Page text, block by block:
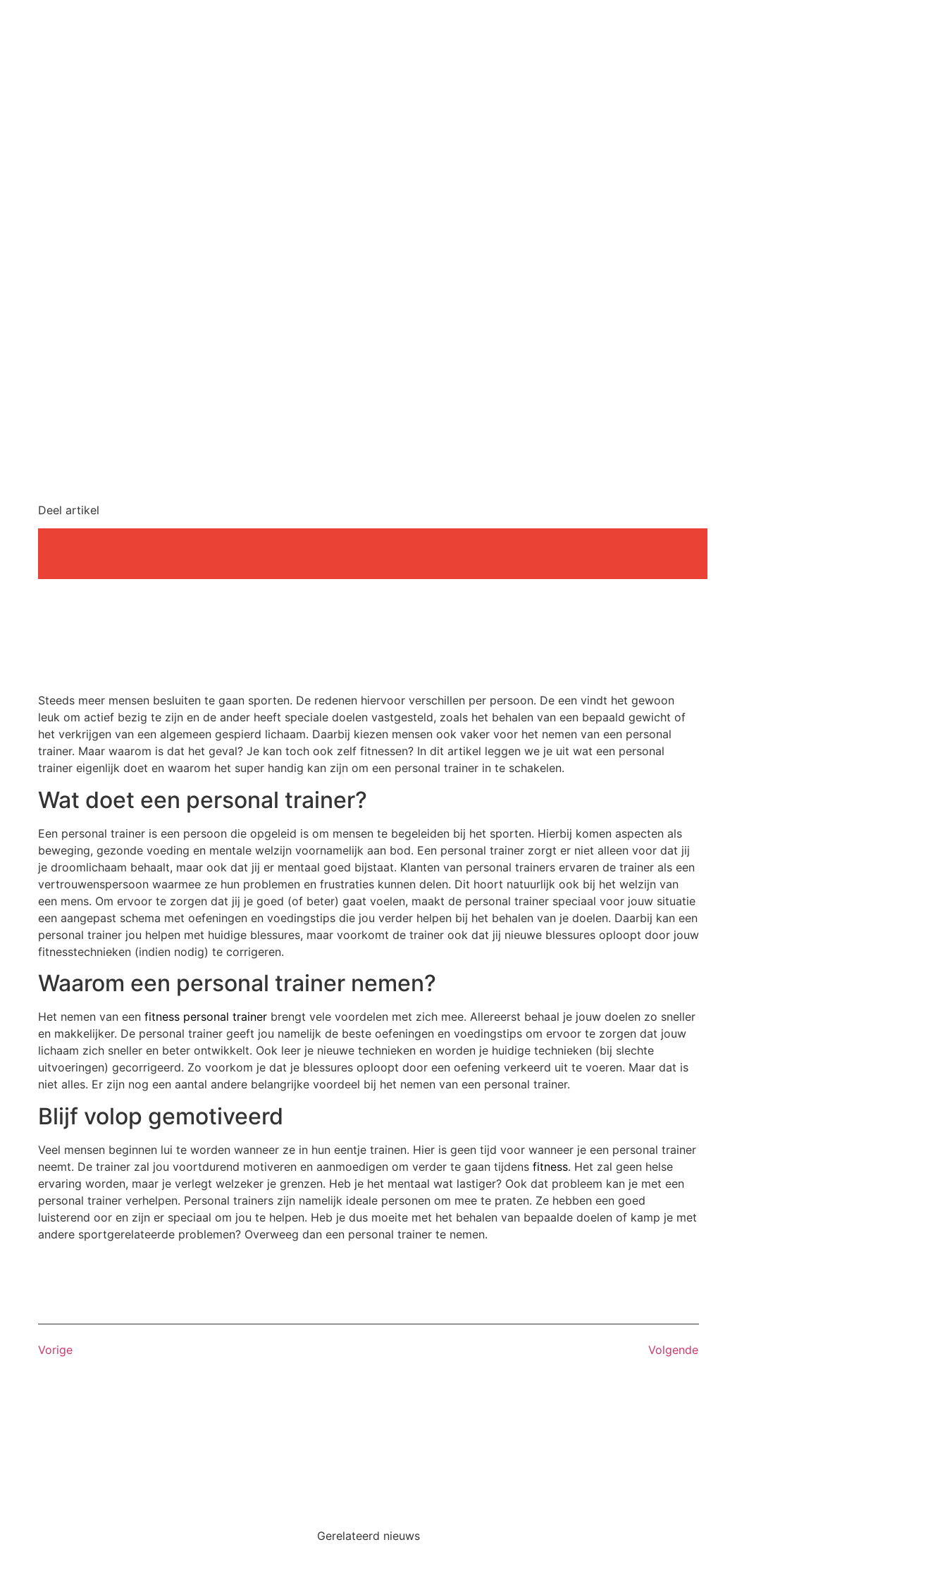
Deel artikel
Steeds meer mensen besluiten te gaan sporten. De redenen hiervoor verschillen per persoon. De een vindt het gewoon
leuk om actief bezig te zijn en de ander heeft speciale doelen vastgesteld, zoals het behalen van een bepaald gewicht of
het verkrijgen van een algemeen gespierd lichaam. Daarbij kiezen mensen ook vaker voor het nemen van een personal
trainer. Maar waarom is dat het geval? Je kan toch ook zelf fitnessen? In dit artikel leggen we je uit wat een personal
trainer eigenlijk doet en waarom het super handig kan zijn om een personal trainer in te schakelen.
Wat doet een personal trainer?
Een personal trainer is een persoon die opgeleid is om mensen te begeleiden bij het sporten. Hierbij komen aspecten als
beweging, gezonde voeding en mentale welzijn voornamelijk aan bod. Een personal trainer zorgt er niet alleen voor dat jij
je droomlichaam behaalt, maar ook dat jij er mentaal goed bijstaat. Klanten van personal trainers ervaren de trainer als een
vertrouwenspersoon waarmee ze hun problemen en frustraties kunnen delen. Dit hoort natuurlijk ook bij het welzijn van
een mens. Om ervoor te zorgen dat jij je goed (of beter) gaat voelen, maakt de personal trainer speciaal voor jouw situatie
een aangepast schema met oefeningen en voedingstips die jou verder helpen bij het behalen van je doelen. Daarbij kan een
personal trainer jou helpen met huidige blessures, maar voorkomt de trainer ook dat jij nieuwe blessures oploopt door jouw
fitnesstechnieken (indien nodig) te corrigeren.
Waarom een personal trainer nemen?
Het nemen van een fitness personal trainerbrengt vele voordelen met zich mee. Allereerst behaal je jouw doelen zo sneller
en makkelijker. De personal trainer geeft jou namelijk de beste oefeningen en voedingstips om ervoor te zorgen dat jouw
lichaam zich sneller en beter ontwikkelt. Ook leer je nieuwe technieken en worden je huidige technieken (bij slechte
uitvoeringen) gecorrigeerd. Zo voorkom je dat je blessures oploopt door een oefening verkeerd uit te voeren. Maar dat is
niet alles. Er zijn nog een aantal andere belangrijke voordeel bij het nemen van een personal trainer.
Blijf volop gemotiveerd
Veel mensen beginnen lui te worden wanneer ze in hun eentje trainen. Hier is geen tijd voor wanneer je een personal trainer
neemt. De trainer zal jou voortdurend motiveren en aanmoedigen om verder te gaan tijdens fitness. Het zal geen helse
ervaring worden, maar je verlegt welzeker je grenzen. Heb je het mentaal wat lastiger? Ook dat probleem kan je met een
personal trainer verhelpen. Personal trainers zijn namelijk ideale personen om mee te praten. Ze hebben een goed
luisterend oor en zijn er speciaal om jou te helpen. Heb je dus moeite met het behalen van bepaalde doelen of kamp je met
andere sportgerelateerde problemen? Overweeg dan een personal trainer te nemen.
Vorige Volgende
Gerelateerd nieuws